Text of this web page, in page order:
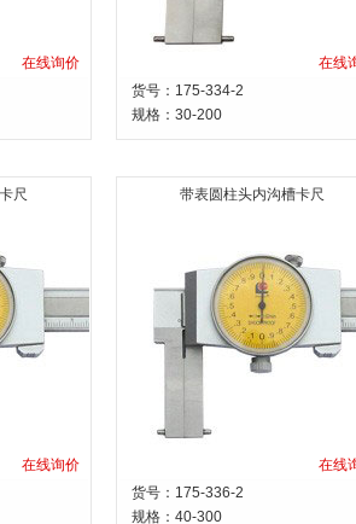
在线询价
在线
货号：175-334-2
规格： 30-200
尺
在线询价
带表圆柱头内沟槽卡尺
在线
货号：175-336-2
规格： 40-300